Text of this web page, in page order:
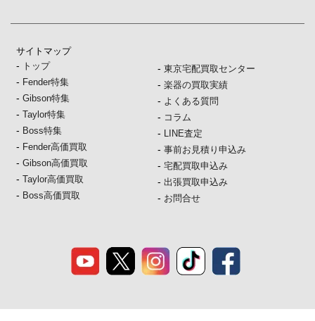
サイトマップ
- トップ
- Fender特集
-Gibson特集
-Taylor特集
- Boss特集
- Fender高価買取
-Gibson高価買取
-Taylor高価買取
- Boss高価買取
- 東京宅配買取センター
- 楽器の買取実績
- よくある質問
- コラム
- LINE査定
- 事前お見積り申込み
- 宅配買取申込み
- 出張買取申込み
- お問合せ